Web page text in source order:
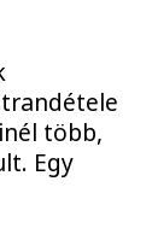
több,
Egy